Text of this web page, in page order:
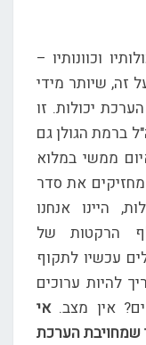
וכוונותיו –
זה, שיותר מידי
יכולות. זו
ברמת הגולן גם
ממשי במלוא
את סדר
היינו אנחנו
הרקטות של
עכשיו לתקוף
להיות ערוכים
אין מצב.אי
שמחויבת הערכת